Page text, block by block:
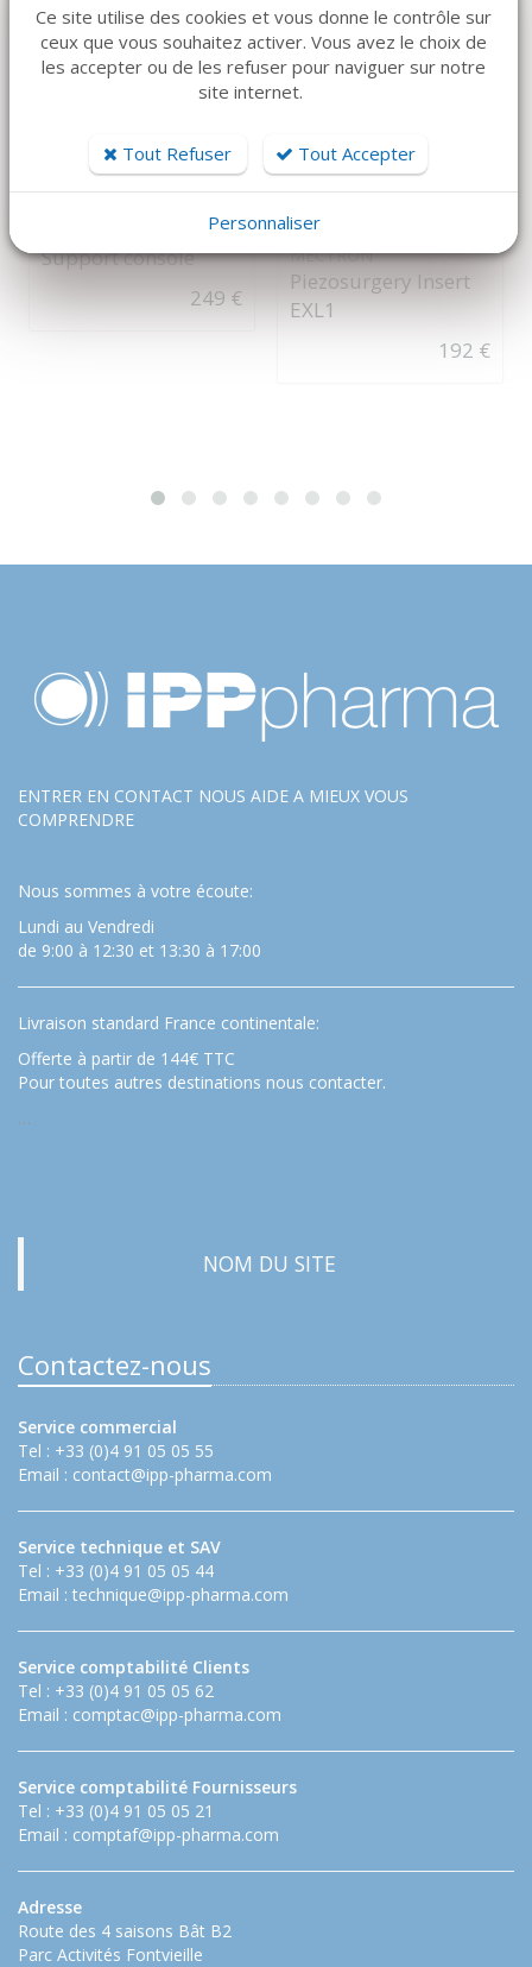
Support console
249 €
MECTRON
Piezosurgery Insert
EXL1
192 €
ENTRER EN CONTACT NOUS AIDE A MIEUX VOUS
COMPRENDRE
Nous sommes à votre écoute:
Lundi au Vendredi
de 9:00 à 12:30 et 13:30 à 17:00
Livraison standard France continentale:
Offerte à partir de 144€ TTC
Pour toutes autres destinations nous contacter.
…
NOM DU SITE
Contactez-nous
Service commercial
Tel : +33 (0)4 91 05 05 55
Email : contact@ipp-pharma.com
Service technique et SAV
Tel : +33 (0)4 91 05 05 44
Email : technique@ipp-pharma.com
Service comptabilité Clients
Tel : +33 (0)4 91 05 05 62
Email : comptac@ipp-pharma.com
Service comptabilité Fournisseurs
Tel : +33 (0)4 91 05 05 21
Email : comptaf@ipp-pharma.com
Adresse
Route des 4 saisons Bât B2
Parc Activités Fontvieille
Ce site utilise des cookies et vous donne le contrôle sur
ceux que vous souhaitez activer. Vous avez le choix de
les accepter ou de les refuser pour naviguer sur notre
site internet.
Tout Refuser Tout Accepter
Personnaliser